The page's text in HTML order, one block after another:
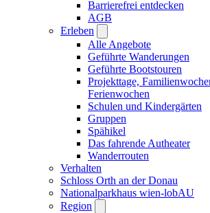
Barrierefrei entdecken
AGB
Erleben
Alle Angebote
Geführte Wanderungen
Geführte Bootstouren
Projekttage,
Ferienwochen
Schulen und Kindergärten
Gruppen
Spähikel
Das fahrende Autheater
Wanderrouten
Verhalten
Schloss Orth an der Donau
Nationalparkhaus wien-lobAU
Region